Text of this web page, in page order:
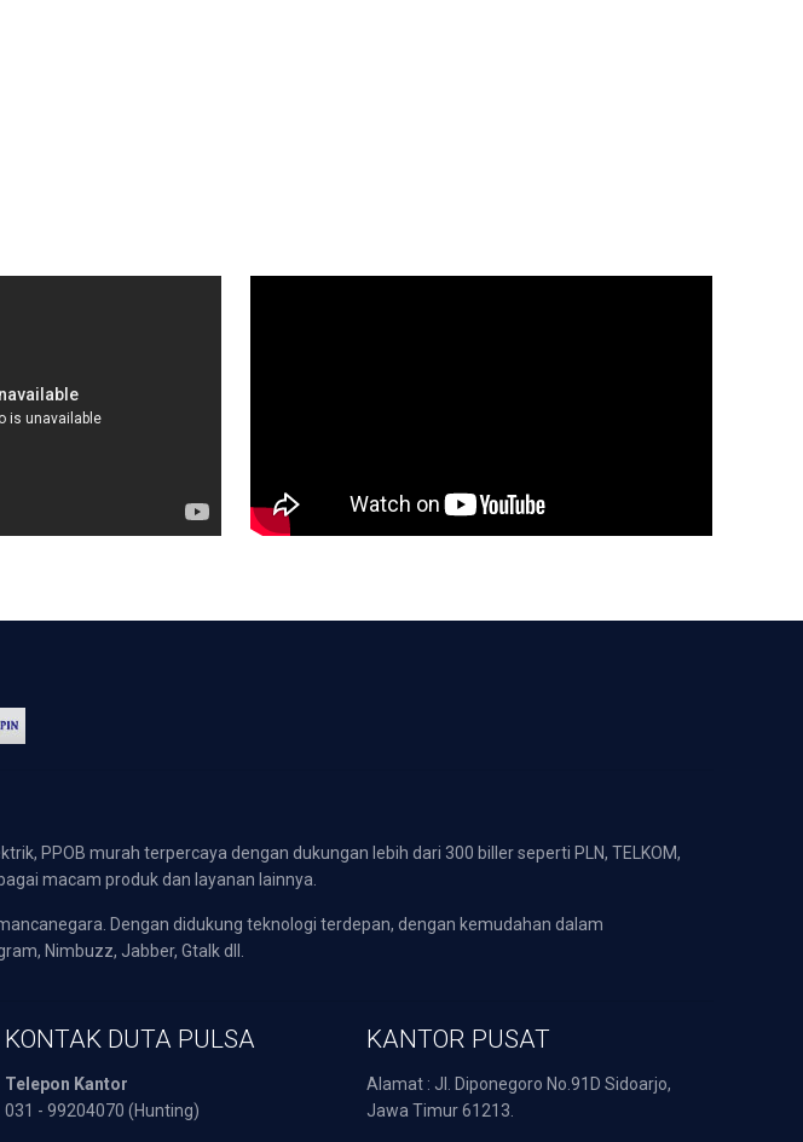
PPOB murah terpercaya dengan dukungan lebih dari 300 biller seperti PLN, TELKOM,
macam produk dan layanan lainnya.
Dengan didukung teknologi terdepan, dengan kemudahan dalam
Nimbuzz, Jabber, Gtalk dll.
KONTAK DUTA PULSA
Telepon Kantor
031 - 99204070 (Hunting)
KANTOR PUSAT
Alamat : Jl. Diponegoro No.91D Sidoarjo,
Jawa Timur 61213.